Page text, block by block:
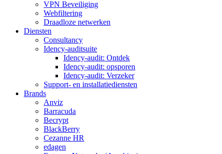
VPN Beveiliging
Webfiltering
Draadloze netwerken
Diensten
Consultancy
Idency-auditsuite
Idency-audit: Ontdek
Idency-audit: opsporen
Idency-audit: Verzeker
Support- en installatiediensten
Brands
Anviz
Barracuda
Becrypt
BlackBerry
Cezanne HR
edagen